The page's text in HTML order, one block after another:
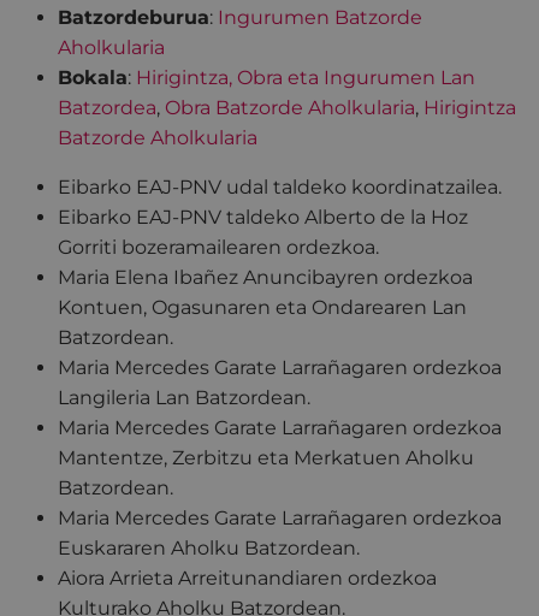
Batzordeburua: Ingurumen Batzorde
Aholkularia
Bokala: Hirigintza, Obra eta Ingurumen Lan
Batzordea, Obra Batzorde Aholkularia, Hirigintza
Batzorde Aholkularia
Eibarko EAJ-PNV udal taldeko koordinatzailea.
Eibarko EAJ-PNV taldeko Alberto de la Hoz
Gorriti bozeramailearen ordezkoa.
Maria Elena Ibañez Anuncibayren ordezkoa
Kontuen, Ogasunaren eta Ondarearen Lan
Batzordean.
Maria Mercedes Garate Larrañagaren ordezkoa
Langileria Lan Batzordean.
Maria Mercedes Garate Larrañagaren ordezkoa
Mantentze, Zerbitzu eta Merkatuen Aholku
Batzordean.
Maria Mercedes Garate Larrañagaren ordezkoa
Euskararen Aholku Batzordean.
Aiora Arrieta Arreitunandiaren ordezkoa
Kulturako Aholku Batzordean.